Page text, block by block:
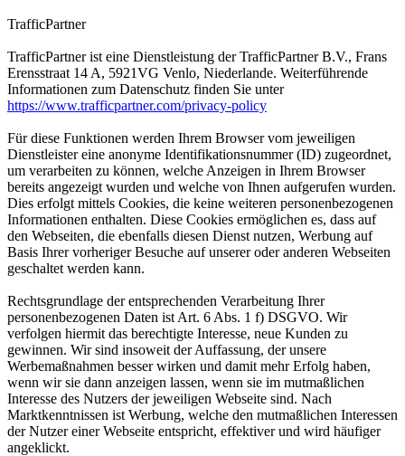
TrafficPartner
TrafficPartner ist eine Dienstleistung der TrafficPartner B.V., Frans
Erensstraat 14 A, 5921VG Venlo, Niederlande. Weiterführende
Informationen zum Datenschutz finden Sie unter
https://www.trafficpartner.com/privacy-policy
Für diese Funktionen werden Ihrem Browser vom jeweiligen
Dienstleister eine anonyme Identifikationsnummer (ID) zugeordnet,
um verarbeiten zu können, welche Anzeigen in Ihrem Browser
bereits angezeigt wurden und welche von Ihnen aufgerufen wurden.
Dies erfolgt mittels Cookies, die keine weiteren personenbezogenen
Informationen enthalten. Diese Cookies ermöglichen es, dass auf
den Webseiten, die ebenfalls diesen Dienst nutzen, Werbung auf
Basis Ihrer vorheriger Besuche auf unserer oder anderen Webseiten
geschaltet werden kann.
Rechtsgrundlage der entsprechenden Verarbeitung Ihrer
personenbezogenen Daten ist Art. 6 Abs. 1 f) DSGVO. Wir
verfolgen hiermit das berechtigte Interesse, neue Kunden zu
gewinnen. Wir sind insoweit der Auffassung, der unsere
Werbemaßnahmen besser wirken und damit mehr Erfolg haben,
wenn wir sie dann anzeigen lassen, wenn sie im mutmaßlichen
Interesse des Nutzers der jeweiligen Webseite sind. Nach
Marktkenntnissen ist Werbung, welche den mutmaßlichen Interessen
der Nutzer einer Webseite entspricht, effektiver und wird häufiger
angeklickt.